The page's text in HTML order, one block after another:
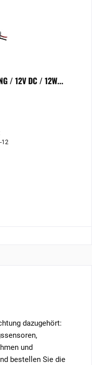
/ 12V DC / 12W...
12
dazugehört:
und
bestellen Sie die